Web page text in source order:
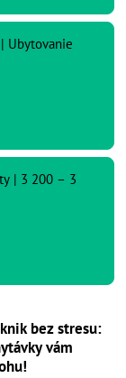
Ubytovanie
| 3 200 – 3
bez stresu:
vám